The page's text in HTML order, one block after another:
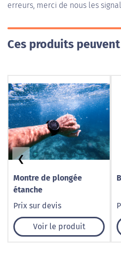
erreurs, merci de nous les
Ces produits
Montre de plongée
étanche
Prix sur devis
Voir le produit
❮